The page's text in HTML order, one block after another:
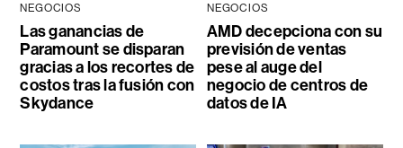
NEGOCIOS
Las ganancias de
Paramount se disparan
gracias a los recortes de
costos tras la fusión con
Skydance
NEGOCIOS
AMD decepciona con su
previsión de ventas
pese al auge del
negocio de centros de
datos de IA